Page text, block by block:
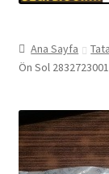
Ana Sayfa
Ön Sol